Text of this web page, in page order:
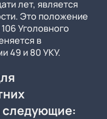
лет, является
Это положение
Уголовного
в
49 и 80 УКУ.
следующие: